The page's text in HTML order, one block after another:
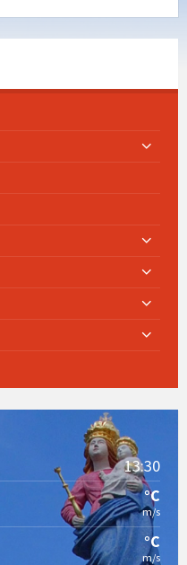
13:30
°C
m/s
°C
m/s